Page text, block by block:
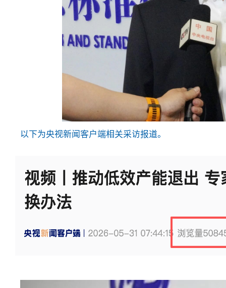
以下为央视新闻客户端相关采访报道。